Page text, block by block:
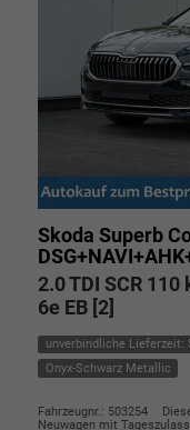
Skoda Superb
2.0 TDI SCR 110
6e EB [2]
unverbindliche Lieferzeit:
Onyx-Schwarz Metallic
Fahrzeugnr.: 503254
Neuwagen mit